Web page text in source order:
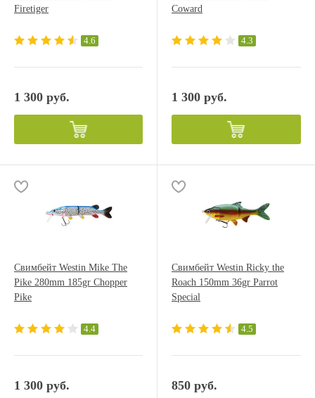
Firetiger
4.6
1 300 руб.
Coward
4.3
1 300 руб.
Свимбейт Westin Mike The
Pike 280mm 185gr Chopper
Pike
4.4
1 300 руб.
Свимбейт Westin Ricky the
Roach 150mm 36gr Parrot
Special
4.5
850 руб.